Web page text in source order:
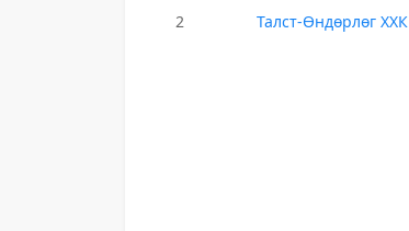
2
Талст-Өндөрлөг ХХК